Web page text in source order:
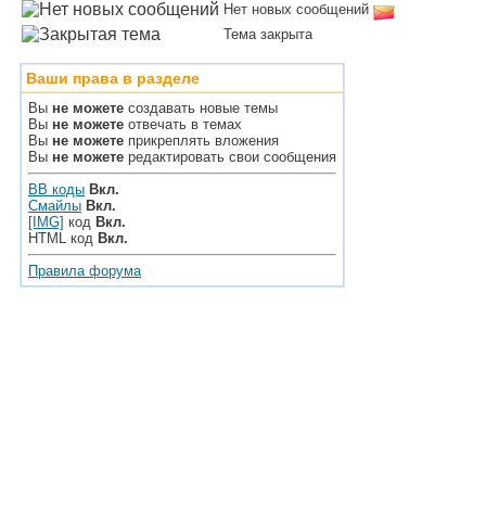
Нет новых сообщений
Тема закрыта
Ваши права в разделе
Вы не можете создавать новые темы
Вы не можете отвечать в темах
Вы не можете прикреплять вложения
Вы не можете редактировать свои сообщения
BB коды Вкл.
Смайлы Вкл.
[IMG] код Вкл.
HTML код Вкл.
Правила форума